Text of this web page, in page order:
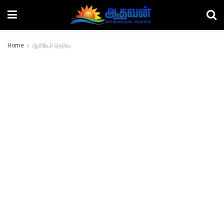
Home ஆசிரியர் தெரிவு